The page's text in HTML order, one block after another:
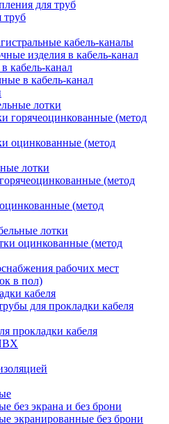
для труб
труб
кабель-каналы
изделия в кабель-канал
кабель-канал
в кабель-канал
лотки
горячеоцинкованные (метод
оцинкованные (метод
лотки
(метод
(метод
лотки
оцинкованные (метод
рабочих мест
в пол)
кабеля
для прокладки кабеля
прокладки кабеля
без экрана и без брони
экранированные без брони